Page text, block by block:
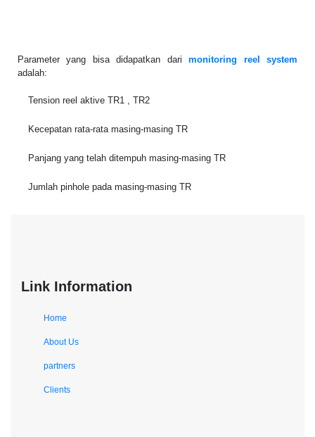
Parameter yang bisa didapatkan darimonitoring reel system
adalah:
Tension reel aktive TR1 , TR2
Kecepatan rata-rata masing-masing TR
Panjang yang telah ditempuh masing-masing TR
Jumlah pinhole pada masing-masing TR
Link Information
Home
About Us
partners
Clients